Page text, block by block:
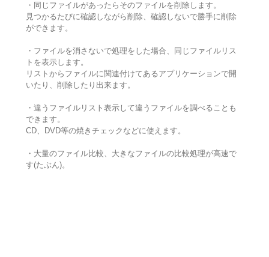
・同じファイルがあったらそのファイルを削除します。
見つかるたびに確認しながら削除、確認しないで勝手に削除
ができます。
・ファイルを消さないで処理をした場合、同じファイルリス
トを表示します。
リストからファイルに関連付けてあるアプリケーションで開
いたり、削除したり出来ます。
・違うファイルリスト表示して違うファイルを調べることも
できます。
CD、DVD等の焼きチェックなどに使えます。
・大量のファイル比較、大きなファイルの比較処理が高速で
す(たぶん)。